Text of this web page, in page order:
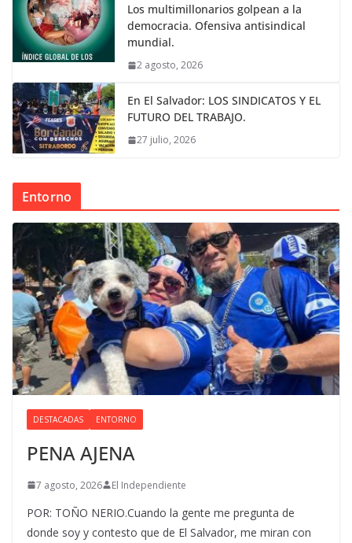
Los multimillonarios golpean a la
democracia. Ofensiva antisindical
mundial.
2 agosto, 2026
En El Salvador: LOS SINDICATOS Y EL
FUTURO DEL TRABAJO.
27 julio, 2026
Entorno
DESTACADAS ENTORNO
PENA AJENA
7 agosto, 2026 El Independiente
POR: TOÑO NERIO.Cuando la gente me pregunta de
donde soy y contesto que de El Salvador, me miran con